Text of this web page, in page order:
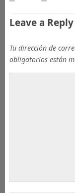
Leave a Reply
Tu dirección de
obligatorios están